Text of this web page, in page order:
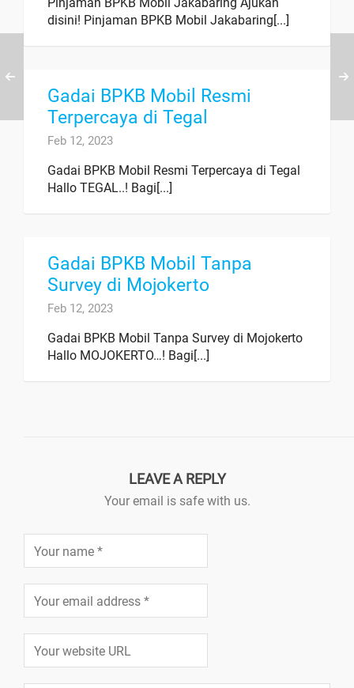
disini! Pinjaman BPKB Mobil Jakabaring[...]
Gadai BPKB Mobil Resmi
Terpercaya di Tegal
Feb 12, 2023
Gadai BPKB Mobil Resmi Terpercaya di Tegal
Hallo TEGAL..! Bagi[...]
Gadai BPKB Mobil Tanpa
Survey di Mojokerto
Feb 12, 2023
Gadai BPKB Mobil Tanpa Survey di Mojokerto
Hallo MOJOKERTO…! Bagi[...]
LEAVE A REPLY
Your email is safe with us.